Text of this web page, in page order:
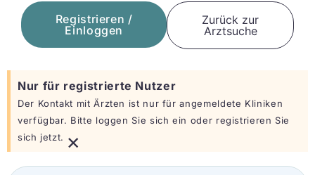
Registrieren /
Einloggen
Zurück zur
Arztsuche
Nur für registrierte Nutzer
Der Kontakt mit Ärzten ist nur für angemeldete Kliniken
verfügbar. Bitte loggen Sie sich ein oder registrieren Sie
sich jetzt. ×